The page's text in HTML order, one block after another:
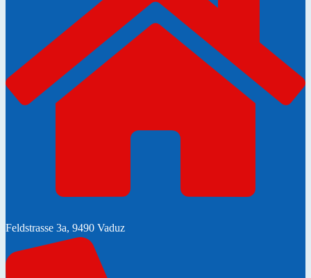
Feldstrasse 3a, 9490 Vaduz